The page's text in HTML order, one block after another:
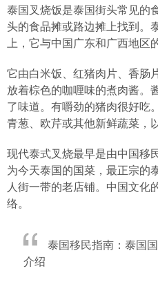
泰国叉烧饭是泰国街头常见的
头的食品摊或路边摊上找到。
上，它与中国广东和广西地区的
它由白米饭、红猪肉片、香肠
放着棕色的咖喱味的煮肉酱。
了味道。有嚼劲的猪肉很好吃
青葱、欧芹或其他新鲜蔬菜，
现代泰式叉烧最早是由中国移
为今天泰国的国菜，最正宗的
人街一带的老店铺。中国文化
络。
泰国移民指南：泰国
介绍